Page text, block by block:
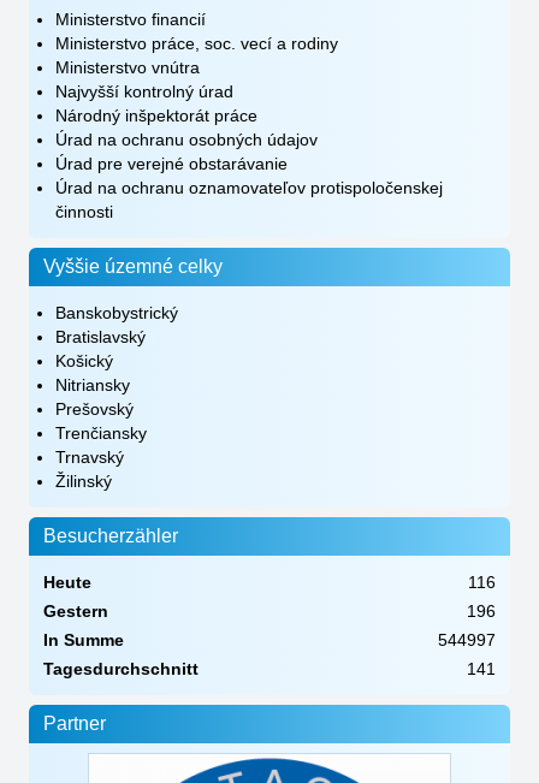
Ministerstvo financií
Ministerstvo práce, soc. vecí a rodiny
Ministerstvo vnútra
Najvyšší kontrolný úrad
Národný inšpektorát práce
Úrad na ochranu osobných údajov
Úrad pre verejné obstarávanie
Úrad na ochranu oznamovateľov protispoločenskej
činnosti
Vyššie územné celky
Banskobystrický
Bratislavský
Košický
Nitriansky
Prešovský
Trenčiansky
Trnavský
Žilinský
Besucherzähler
Heute
116
Gestern
196
In Summe
544997
Tagesdurchschnitt
141
Partner